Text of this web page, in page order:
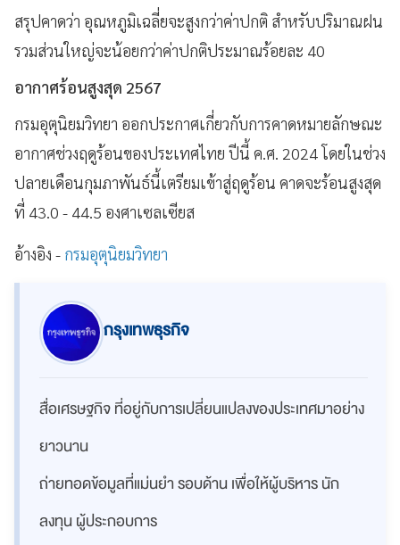
สรุปคาดว่า อุณหภูมิเฉลี่ยจะสูงกว่าค่าปกติ สำหรับปริมาณฝน
รวมส่วนใหญ่จะน้อยกว่าค่าปกติประมาณร้อยละ 40
อากาศร้อนสูงสุด 2567
กรมอุตุนิยมวิทยา ออกประกาศเกี่ยวกับการคาดหมายลักษณะ
อากาศช่วงฤดูร้อนของประเทศไทย ปีนี้ ค.ศ. 2024 โดยในช่วง
ปลายเดือนกุมภาพันธ์นี้เตรียมเข้าสู่ฤดูร้อน คาดจะร้อนสูงสุด
ที่ 43.0 - 44.5 องศาเซลเซียส
อ้างอิง - กรมอุตุนิยมวิทยา
กรุงเทพธุรกิจ
สื่อเศรษฐกิจ ที่อยู่กับการเปลี่ยนแปลงของประเทศมาอย่าง
ยาวนาน
ถ่ายทอดข้อมูลที่แม่นยำ รอบด้าน เพื่อให้ผู้บริหาร นัก
ลงทุน ผู้ประกอบการ